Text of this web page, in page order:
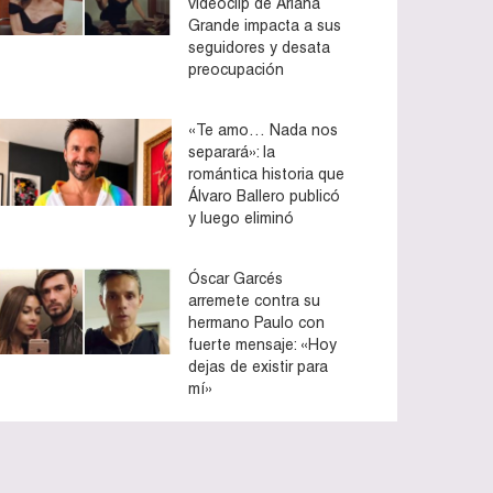
Grande impacta a sus
seguidores y desata
preocupación
«Te amo… Nada nos
separará»: la
romántica historia que
Álvaro Ballero publicó
y luego eliminó
Óscar Garcés
arremete contra su
hermano Paulo con
fuerte mensaje: «Hoy
dejas de existir para
mí»